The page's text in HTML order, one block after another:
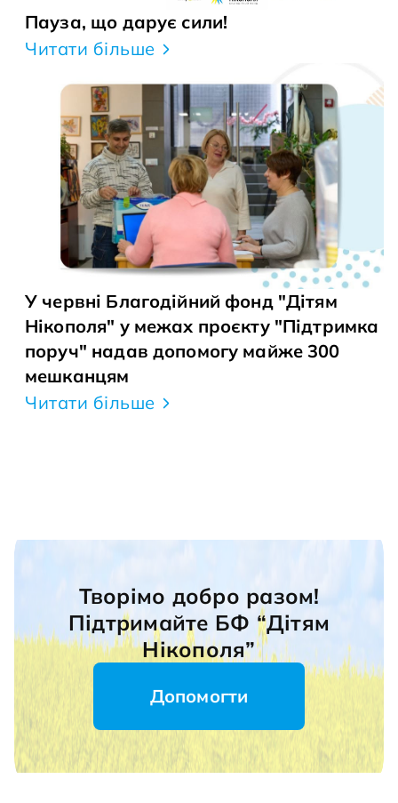
Пауза, що дарує сили!
Читати більше
У червні Благодійний фонд "Дітям
Нікополя" у межах проєкту "Підтримка
поруч" надав допомогу майже 300
мешканцям
Читати більше
Творімо добро разом!
Підтримайте БФ “Дітям
Нікополя”
Допомогти